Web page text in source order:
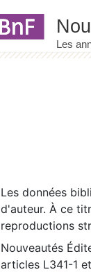
Les données
d'auteur. À ce
reproductions
Nouveautés
articles L341-1